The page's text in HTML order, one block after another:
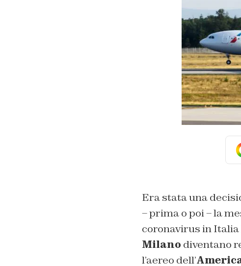
Era stata una
– prima o poi – la
coronavirus in
Milano diventano
l’aereo dell’